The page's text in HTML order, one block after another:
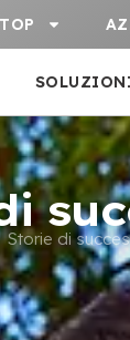
Storie di